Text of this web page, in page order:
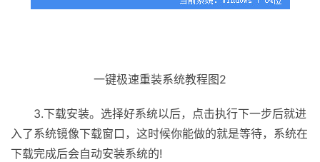
一键极速重装系统教程图2
3.下载安装。选择好系统以后，点击执行下一步后就进
入了系统镜像下载窗口，这时候你能做的就是等待，系统在
下载完成后会自动安装系统的!